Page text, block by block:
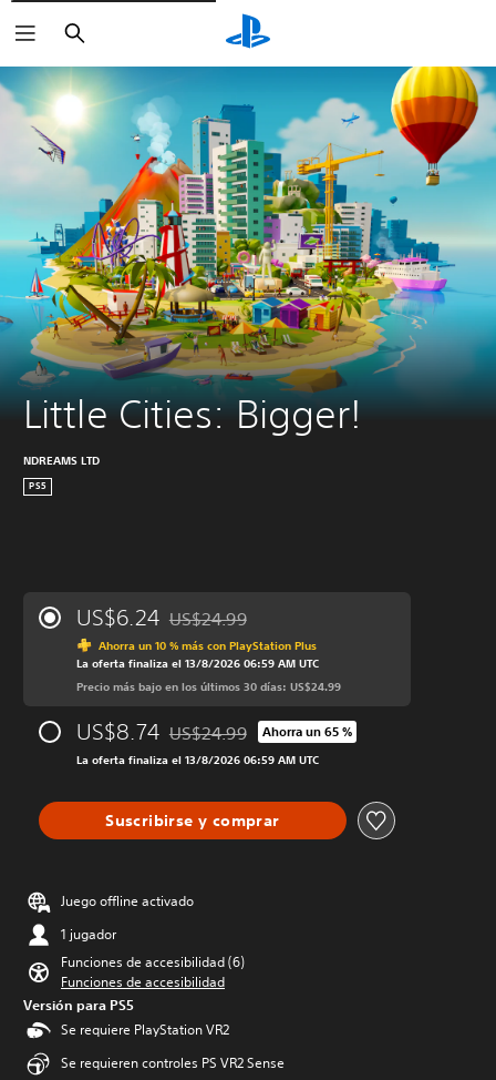
Buscar
Little Cities: Bigger!
NDREAMS LTD
PS5
US$6.24 Rebajado del precio original de US$24.99
US$24.99
Ahorra un 10 % más con PlayStation Plus
La oferta finaliza el 13/8/2026 06:59 AM UTC
Precio más bajo en los últimos 30 días: US$24.99
US$8.74 Rebajado del precio original de US$24.99
US$24.99 Ahorra un 65 %
La oferta finaliza el 13/8/2026 06:59 AM UTC
Suscribirse y comprar
Juego offline activado
1 jugador
Funciones de accesibilidad (6)
Funciones de accesibilidad
Versión para PS5
Se requiere PlayStation VR2
Se requieren controles PS VR2 Sense